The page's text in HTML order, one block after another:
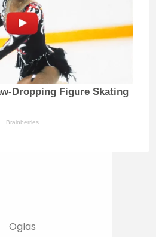
Figure Skating
Brainberries